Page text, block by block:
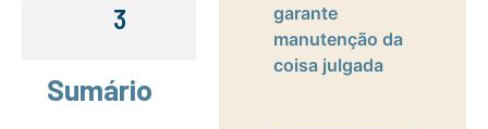
3
Sumário
garante
manutenção da
coisa julgada